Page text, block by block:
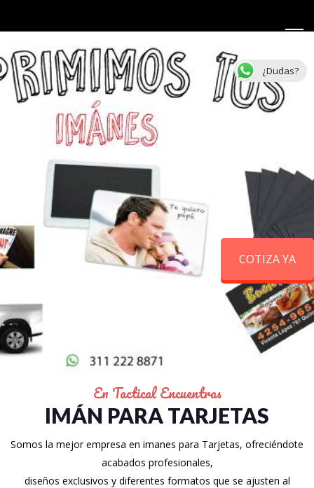
COTIZA YA
En Tactical Encuentras
IMÁN PARA TARJETAS
Somos la mejor empresa en imanes para Tarjetas, ofreciéndote
acabados profesionales,
diseños exclusivos y diferentes formatos que se ajusten al
¿Dudas?